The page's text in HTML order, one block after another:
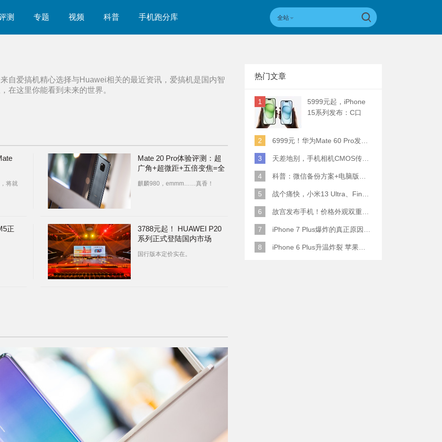
测 专题 视频 科普 手机跑分库 全站
自爱搞机精心选择与 Huawei相关的最近资讯，爱搞机是国内智
在这里你能看到未来的世界。
将就
Mate 20 Pro体验评测：超
广角+超微距+五倍变焦=全
麒麟980，emmm……真香！
正
3788元起！ HUAWEI P20
系列正式登陆国内市场
国行版本定价实在。
热门文章
1
5999元起，iPhone
15系列发布：C口
2
6999元！华为Mate 60 Pro发布：麒麟9000S+卫星通话 (附初步跑分)
3 天差地别，手机相机CMOS传感器实际面积对比
4 科普：微信备份方案+电脑版丢失数据恢复指南
5 战个痛快，小米13 Ultra、Find X6 Pro、vivo X90 Pro+、小米12SU拍照横评
6 故宫发布手机！价格外观双重逆天！
7 iPhone 7 Plus爆炸的真正原因原来是这样
8 iPhone 6 Plus升温炸裂 苹果赔了一部全新的